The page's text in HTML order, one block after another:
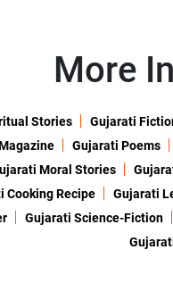
More
Stories Gujarati
Gujarati Poems
Moral Stories
Cooking Recipe Gujarati
Gujarati Science-Fiction